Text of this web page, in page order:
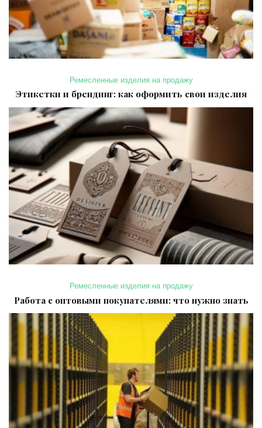
Ремесленные изделия на продажу
Этикетки и брендинг: как оформить свои изделия
Ремесленные изделия на продажу
Работа с оптовыми покупателями: что нужно знать